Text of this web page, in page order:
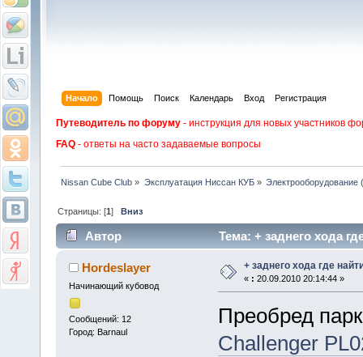
Начало Помощь Поиск Календарь Вход Регистрация
Путеводитель по форуму - инструкция для новых участников
FAQ - ответы на часто задаваемые вопросы
Nissan Cube Club » Эксплуатация Ниссан КУБ» Электрооборудование
Страницы: [1]Вниз
Автор Тема: + заднего хода
Hordeslayer
Начинающий кубовод
Сообщений: 12
Город: Barnaul
+ заднего хода где
« : 20.09.2010 20:14:44 »
Преобред
Challenger